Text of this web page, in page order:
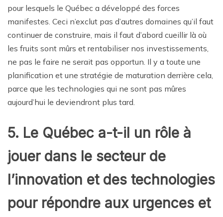
pour lesquels le Québec a développé des forces
manifestes. Ceci n’exclut pas d’autres domaines qu’il faut
continuer de construire, mais il faut d’abord cueillir là où
les fruits sont mûrs et rentabiliser nos investissements,
ne pas le faire ne serait pas opportun. Il y a toute une
planification et une stratégie de maturation derrière cela,
parce que les technologies qui ne sont pas mûres
aujourd’hui le deviendront plus tard.
5. Le Québec a-t-il un rôle à
jouer dans le secteur de
l’innovation et des technologies
pour répondre aux urgences et